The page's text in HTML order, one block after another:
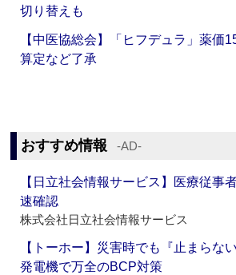
切り替えも
【中医協総会】「ヒフデュラ」薬価
算定など了承
おすすめ情報 ‐AD‐
【日立社会情報サービス】医療従事
速確認
株式会社日立社会情報サービス
【トーホー】災害時でも『止まら
発電機で万全のBCP対策